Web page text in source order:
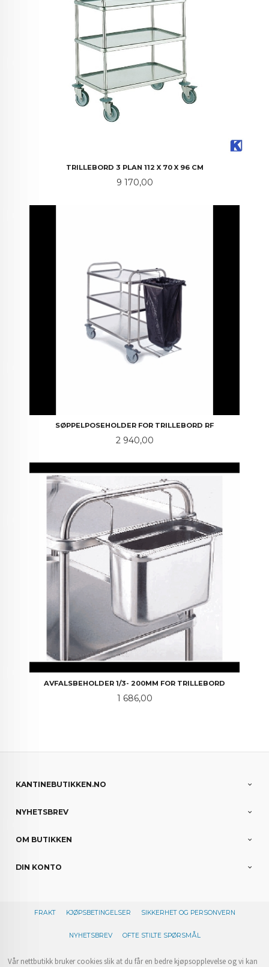
TRILLEBORD 3 PLAN 112 X 70 X 96 CM
Pris
9 170,00
SØPPELPOSEHOLDER FOR TRILLEBORD RF
Pris
2 940,00
AVFALSBEHOLDER 1/3- 200MM FOR TRILLEBORD
Pris
1 686,00
KANTINEBUTIKKEN.NO
NYHETSBREV
OM BUTIKKEN
DIN KONTO
FRAKT KJØPSBETINGELSER SIKKERHET OG PERSONVERN
NYHETSBREV OFTE STILTE SPØRSMÅL
Vår nettbutikk bruker cookies slik at du får en bedre kjøpsopplevelse og vi kan